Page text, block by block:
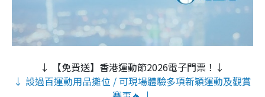
↓ 【免費送】香港運動節2026電子門票！↓
↓ 設過百運動用品攤位 / 可現場體驗多項新穎運動及觀賞